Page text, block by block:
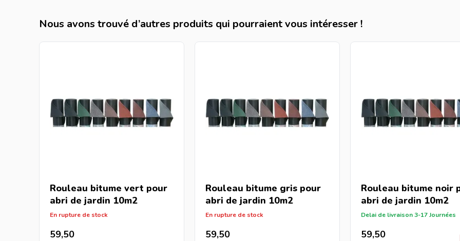
Nous avons trouvé d’autres produits qui pourraient vous intéresser !
Rouleau bitume vert pour
abri de jardin 10m2
En rupture de stock
59,50
Rouleau bitume gris pour
abri de jardin 10m2
En rupture de stock
59,50
Rouleau bitume noir
abri de jardin 10m2
Delai de livraison 3-17 Journées
59,50